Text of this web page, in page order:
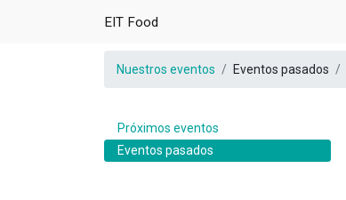
EIT Food
Nuestros eventos Eventos pasados
Próximos eventos
Eventos pasados